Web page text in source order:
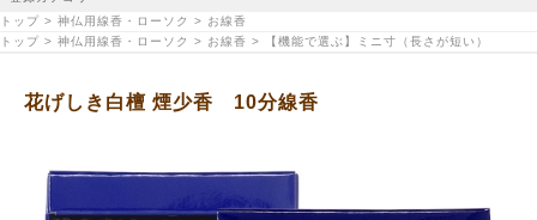
トップ > 神仏用線香・ローソク > お線香
トップ > 神仏用線香・ローソク > お線香 > 【機能で選ぶ】ミニ寸（長さが短い）
花げしき白檀 煙少香 10分線香